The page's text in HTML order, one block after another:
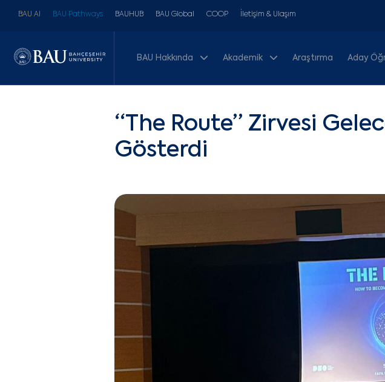
BAU AI BAU Pathways BAUHUB BAU Global COOP İletişim & Ulaşım
BAU Hakkında Akademik Araştırma Aday
“The Route” Zirvesi
Gösterdi